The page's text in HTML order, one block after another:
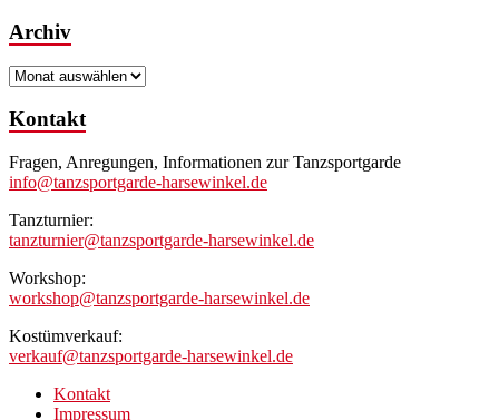
Archiv
Archiv
Kontakt
Fragen, Anregungen, Informationen zur Tanzsportgarde
info@tanzsportgarde-harsewinkel.de
Tanzturnier:
tanzturnier@tanzsportgarde-harsewinkel.de
Workshop:
workshop@tanzsportgarde-harsewinkel.de
Kostümverkauf:
verkauf@tanzsportgarde-harsewinkel.de
Kontakt
Impressum